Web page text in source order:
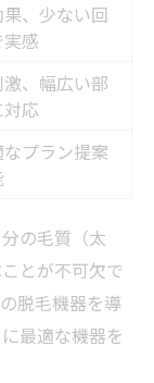
、少ない回
感
、幅広い部
応
プラン提案
の毛質（太
とが不可欠で
脱毛機器を導
最適な機器を